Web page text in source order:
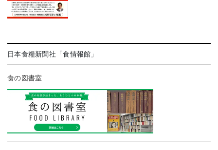
日本食糧新聞社「食情報館」
食の図書室